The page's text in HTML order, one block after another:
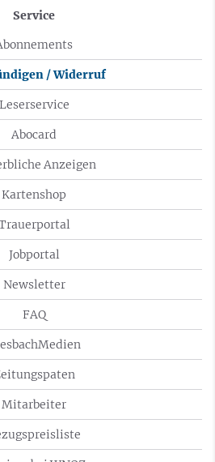
Service
/ Widerruf
Leserservice
Abocard
Anzeigen
Kartenshop
Jobportal
Newsletter
FAQ
Mitarbeiter